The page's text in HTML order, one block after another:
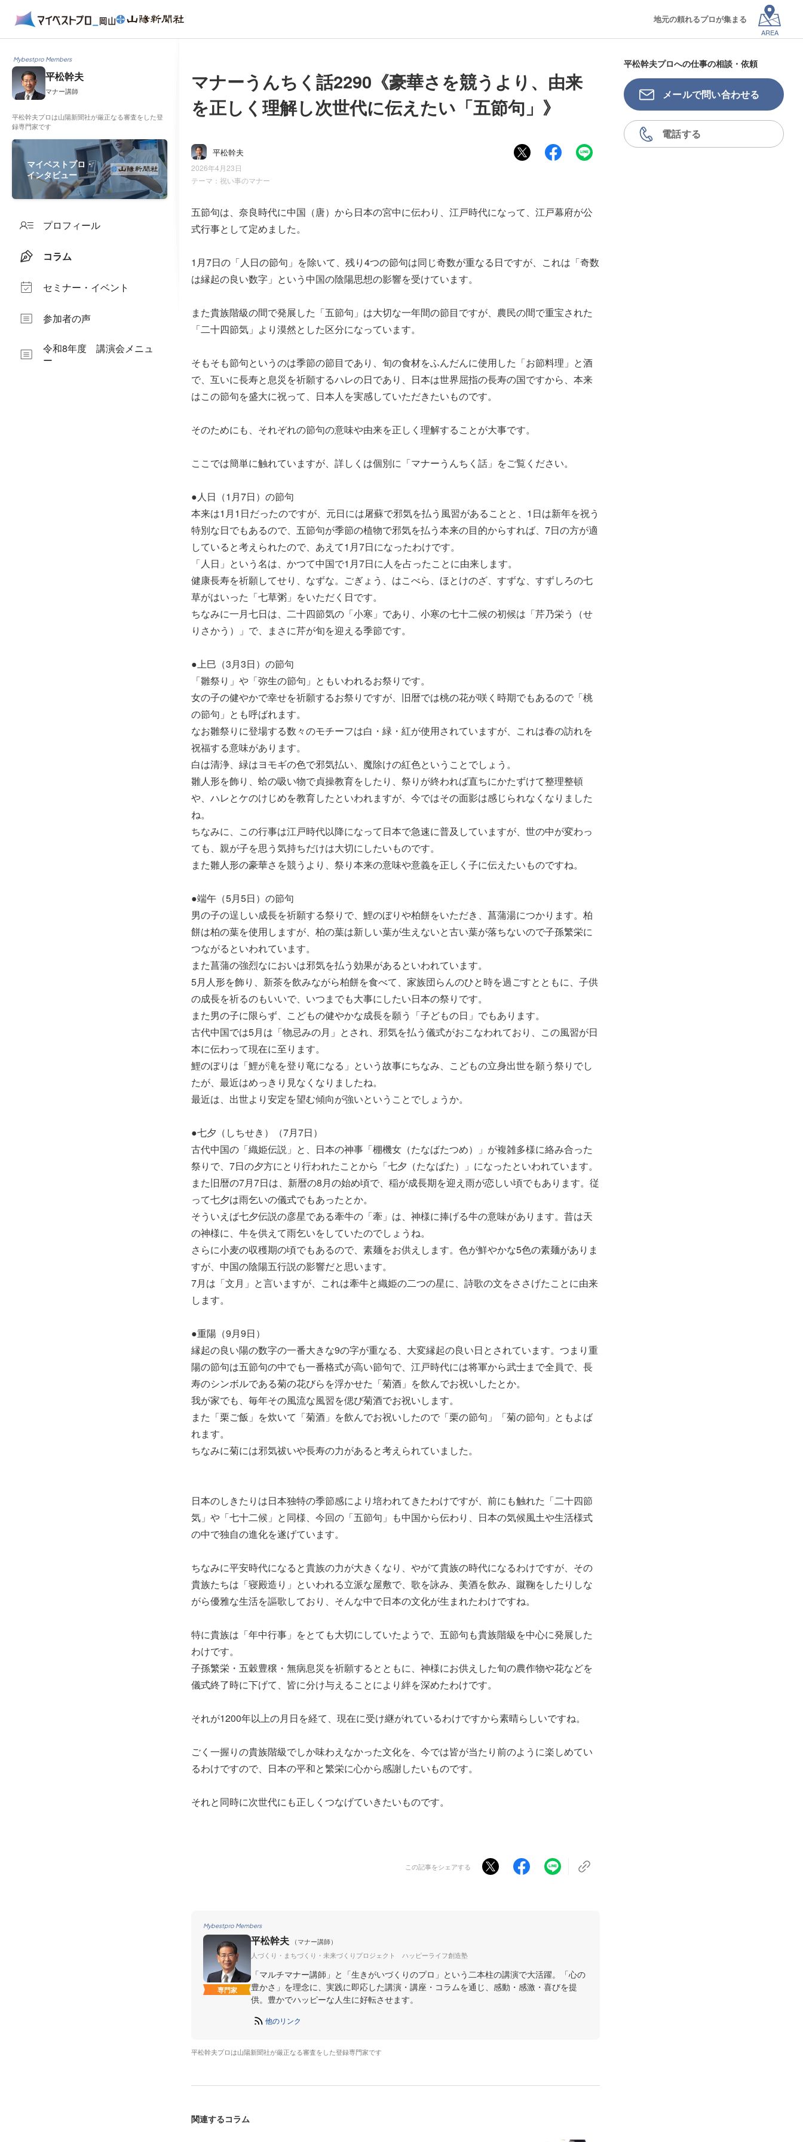
地元の頼れるプロが集まる
AREA
Mybestpro Members
平松幹夫
マナー講師
平松幹夫プロは山陽新聞社が厳正なる審査をした登
録専門家です
マイベストプロ・
インタビュー
プロフィール
コラム
セミナー・イベント
参加者の声
令和8年度 講演会メニュ
ー
マナーうんちく話2290《豪華さを競うより、由来
を正しく理解し次世代に伝えたい「五節句」》
平松幹夫
2026年4月23日
テーマ： 祝い事のマナー
五節句は、奈良時代に中国（唐）から日本の宮中に伝わり、江戸時代になって、江戸幕府が公
式行事として定めました。
1月7日の「人日の節句」を除いて、残り4つの節句は同じ奇数が重なる日ですが、これは「奇数
は縁起の良い数字」という中国の陰陽思想の影響を受けています。
また貴族階級の間で発展した「五節句」は大切な一年間の節目ですが、農民の間で重宝された
「二十四節気」より漠然とした区分になっています。
そもそも節句というのは季節の節目であり、旬の食材をふんだんに使用した「お節料理」と酒
で、互いに長寿と息災を祈願するハレの日であり、日本は世界屈指の長寿の国ですから、本来
はこの節句を盛大に祝って、日本人を実感していただきたいものです。
そのためにも、それぞれの節句の意味や由来を正しく理解することが大事です。
ここでは簡単に触れていますが、詳しくは個別に「マナーうんちく話」をご覧ください。
●人日（1月7日）の節句
本来は1月1日だったのですが、元日には屠蘇で邪気を払う風習があることと、1日は新年を祝う
特別な日でもあるので、五節句が季節の植物で邪気を払う本来の目的からすれば、7日の方が適
していると考えられたので、あえて1月7日になったわけです。
「人日」という名は、かつて中国で1月7日に人を占ったことに由来します。
健康長寿を祈願してせり、なずな。ごぎょう、はこべら、ほとけのざ、すずな、すずしろの七
草がはいった「七草粥」をいただく日です。
ちなみに一月七日は、二十四節気の「小寒」であり、小寒の七十二候の初候は「芹乃栄う（せ
りさかう）」で、まさに芹が旬を迎える季節です。
●上巳（3月3日）の節句
「雛祭り」や「弥生の節句」ともいわれるお祭りです。
女の子の健やかで幸せを祈願するお祭りですが、旧暦では桃の花が咲く時期でもあるので「桃
の節句」とも呼ばれます。
なお雛祭りに登場する数々のモチーフは白・緑・紅が使用されていますが、これは春の訪れを
祝福する意味があります。
白は清浄、緑はヨモギの色で邪気払い、魔除けの紅色ということでしょう。
雛人形を飾り、蛤の吸い物で貞操教育をしたり、祭りが終われば直ちにかたずけて整理整頓
や、ハレとケのけじめを教育したといわれますが、今ではその面影は感じられなくなりました
ね。
ちなみに、この行事は江戸時代以降になって日本で急速に普及していますが、世の中が変わっ
ても、親が子を思う気持ちだけは大切にしたいものです。
また雛人形の豪華さを競うより、祭り本来の意味や意義を正しく子に伝えたいものですね。
●端午（5月5日）の節句
男の子の逞しい成長を祈願する祭りで、鯉のぼりや柏餅をいただき、菖蒲湯につかります。柏
餅は柏の葉を使用しますが、柏の葉は新しい葉が生えないと古い葉が落ちないので子孫繁栄に
つながるといわれています。
また菖蒲の強烈なにおいは邪気を払う効果があるといわれています。
5月人形を飾り、新茶を飲みながら柏餅を食べて、家族団らんのひと時を過ごすとともに、子供
の成長を祈るのもいいで、いつまでも大事にしたい日本の祭りです。
また男の子に限らず、こどもの健やかな成長を願う「子どもの日」でもあります。
古代中国では5月は「物忌みの月」とされ、邪気を払う儀式がおこなわれており、この風習が日
本に伝わって現在に至ります。
鯉のぼりは「鯉が滝を登り竜になる」という故事にちなみ、こどもの立身出世を願う祭りでし
たが、最近はめっきり見なくなりましたね。
最近は、出世より安定を望む傾向が強いということでしょうか。
●七夕（しちせき）（7月7日）
古代中国の「織姫伝説」と、日本の神事「棚機女（たなばたつめ）」が複雑多様に絡み合った
祭りで、7日の夕方にとり行われたことから「七夕（たなばた）」になったといわれています。
また旧暦の7月7日は、新暦の8月の始め頃で、稲が成長期を迎え雨が恋しい頃でもあります。従
って七夕は雨乞いの儀式でもあったとか。
そういえば七夕伝説の彦星である牽牛の「牽」は、神様に捧げる牛の意味があります。昔は天
の神様に、牛を供えて雨乞いをしていたのでしょうね。
さらに小麦の収穫期の頃でもあるので、素麺をお供えします。色が鮮やかな5色の素麺がありま
すが、中国の陰陽五行説の影響だと思います。
7月は「文月」と言いますが、これは牽牛と織姫の二つの星に、詩歌の文をささげたことに由来
します。
●重陽（9月9日）
縁起の良い陽の数字の一番大きな9の字が重なる、大変縁起の良い日とされています。つまり重
陽の節句は五節句の中でも一番格式が高い節句で、江戸時代には将軍から武士まで全員で、長
寿のシンボルである菊の花びらを浮かせた「菊酒」を飲んでお祝いしたとか。
我が家でも、毎年その風流な風習を偲び菊酒でお祝いします。
また「栗ご飯」を炊いて「菊酒」を飲んでお祝いしたので「栗の節句」「菊の節句」ともよば
れます。
ちなみに菊には邪気祓いや長寿の力があると考えられていました。
日本のしきたりは日本独特の季節感により培われてきたわけですが、前にも触れた「二十四節
気」や「七十二候」と同様、今回の「五節句」も中国から伝わり、日本の気候風土や生活様式
の中で独自の進化を遂げています。
ちなみに平安時代になると貴族の力が大きくなり、やがて貴族の時代になるわけですが、その
貴族たちは「寝殿造り」といわれる立派な屋敷で、歌を詠み、美酒を飲み、蹴鞠をしたりしな
がら優雅な生活を謳歌しており、そんな中で日本の文化が生まれたわけですね。
特に貴族は「年中行事」をとても大切にしていたようで、五節句も貴族階級を中心に発展した
わけです。
子孫繁栄・五穀豊穣・無病息災を祈願するとともに、神様にお供えした旬の農作物や花などを
儀式終了時に下げて、皆に分け与えることにより絆を深めたわけです。
それが1200年以上の月日を経て、現在に受け継がれているわけですから素晴らしいですね。
ごく一握りの貴族階級でしか味わえなかった文化を、今では皆が当たり前のように楽しめてい
るわけですので、日本の平和と繁栄に心から感謝したいものです。
それと同時に次世代にも正しくつなげていきたいものです。
この記事をシェアする
Mybestpro Members
専門家
平松幹夫
（マナー講師）
人づくり・まちづくり・未来づくりプロジェクト ハッピーライフ創造塾
「マルチマナー講師」と「生きがいづくりのプロ」という二本柱の講演で大活躍。「心の
豊かさ」を理念に、実践に即応した講演・講座・コラムを通じ、感動・感激・喜びを提
供。豊かでハッピーな人生に好転させます。
他のリンク
平松幹夫プロは山陽新聞社が厳正なる審査をした登録専門家です
関連するコラム
平松幹夫プロへの仕事の相談・依頼
メールで問い合わせる
電話する